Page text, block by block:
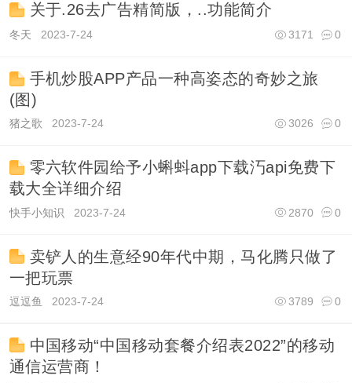
关于.26去广告精简版，..功能简介
冬天 2023-7-24 0
3171
手机炒股APP产品一种高姿态的奇妙之旅
(图)
猪之歌 2023-7-24 0
3026
零六软件园给予小蝌蚪app下载汅api免费下
载大全详细介绍
快手小知识 2023-7-24 0
2870
卖铲人的生意经90年代中期，马化腾只做了
一把玩票
逗逗鱼 2023-7-24 0
3789
中国移动“中国移动套餐介绍表2022”的移动
通信运营商！